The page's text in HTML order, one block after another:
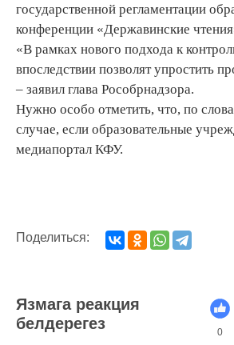
государственной регламентации
конференции «Державинские
«В рамках нового подхода к
впоследствии позволят упростить
– заявил глава Рособрнадзора.
Нужно особо отметить, что, по
случае, если образовательные
медиапортал КФУ.
Поделиться:
Язмага реакция
белдерегез
0